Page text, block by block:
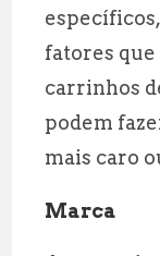
fatores
carrinhos
podem
mais caro
Marca